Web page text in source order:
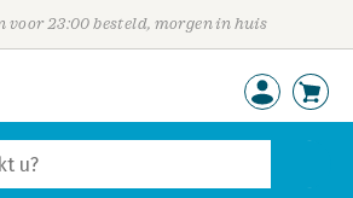
voor 23:00 besteld, morgen in huis